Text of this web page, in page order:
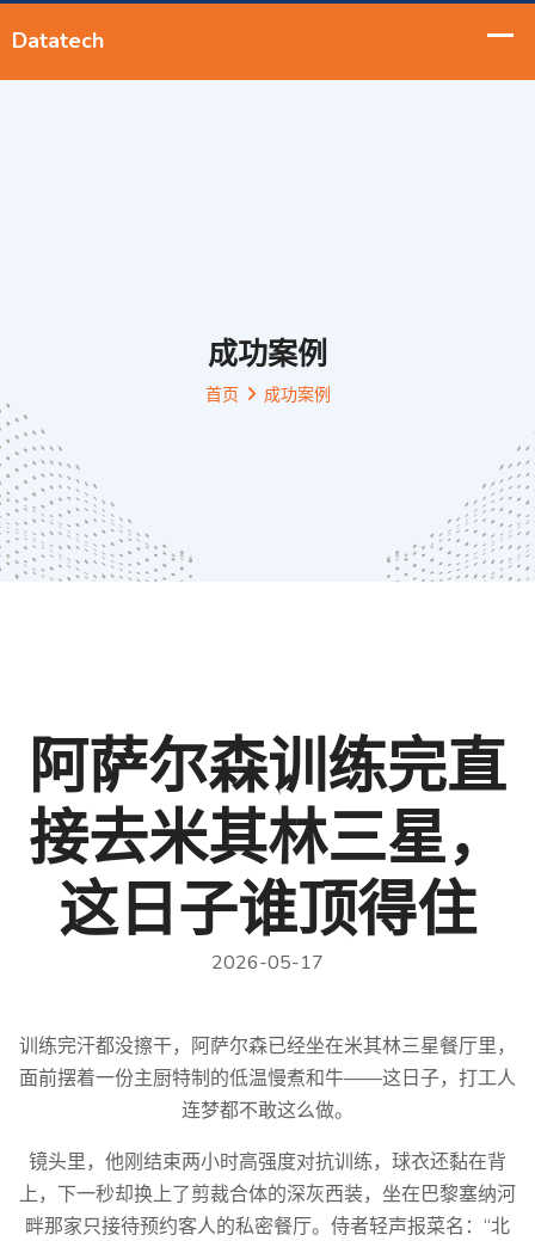
成功案例
首页 成功案例
阿萨尔森训练完直
接去米其林三星，
这日子谁顶得住
2026-05-17
训练完汗都没擦干，阿萨尔森已经坐在米其林三星餐厅里，
面前摆着一份主厨特制的低温慢煮和牛——这日子，打工人
连梦都不敢这么做。
镜头里，他刚结束两小时高强度对抗训练，球衣还黏在背
上，下一秒却换上了剪裁合体的深灰西装，坐在巴黎塞纳河
畔那家只接待预约客人的私密餐厅。侍者轻声报菜名：“北